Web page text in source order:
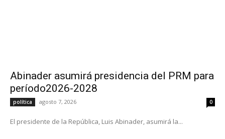
Abinader asumirá presidencia del PRM para
período2026-2028
política agosto 7, 2026 0
El presidente de la República, Luis Abinader, asumirá la...